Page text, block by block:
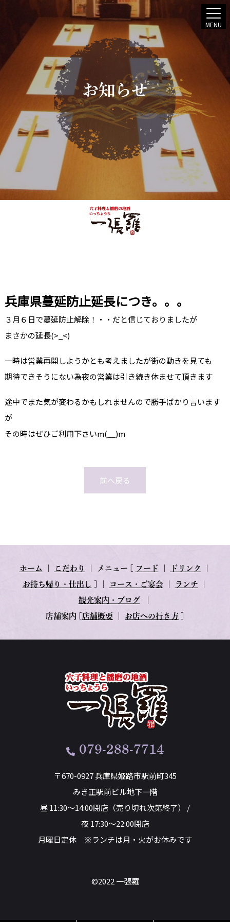
お知らせ
MENU
兵庫県蔓延防止延長につき。。。
３月６日で蔓延防止解除！・・だと信じておりましたが
まさかの延長(>_<)
一時は営業再開しようかとも考えましたが街の動きを見ても
期待できそうにない為夜の営業は引き続き休ませて頂きます
途中でまた気が変わるかもしれませんので勝手ばかり言います
が
その時はぜひご利用下さいm(__)m
前へ戻る
ホーム こだわり メニュー フード ドリンク
お持ち帰り・仕出し コース・ご宴会｜ ランチ
観光案内・ブログ｜
店舗案内 店舗概要 お店への行き方
079-288-7714
〒670-0927 兵庫県姫路市駅前町345
みき正駅前ビル地下一階
昼 11:30～14:00閉店（売り切れ次第終了） /
夜 17:30～22:00閉店
月曜日定休 ※ランチは月・火がお休みです
©2022 一張羅